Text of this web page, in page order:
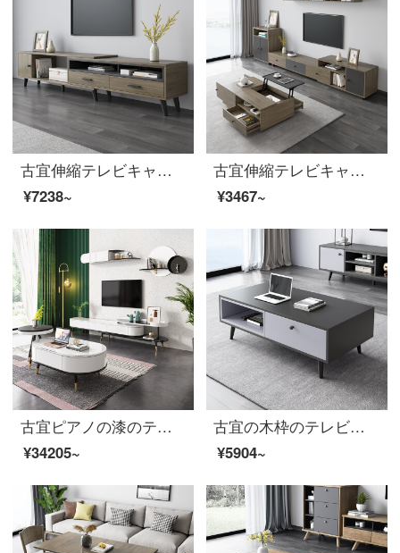
古宜伸縮テレビキャビネット茶の組み合わせが簡単で、現代家庭用の小型客間家具北欧風丸太のキャビネットがテレビキャビネットに伸縮して組み立てられています。
¥7238~
古宜伸縮テレビキャビネット茶の組み合わせ北欧風多機能客間家具現代簡約家庭用小型戸棚斗キャビネット【自装】組立
¥3467~
古宜ピアノの漆のテレビの箱のお茶の何組かは現代に簡単に小戸型の客間のセットの家具の棚の円形のテレビの箱+横吊り棚+円掛け+お茶の何+辺の数に縮みします
¥34205~
古宜の木枠のテレビの箱の茶何は物格の北欧の小さい家型の家具を分解して組み合わせます。
¥5904~